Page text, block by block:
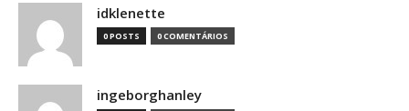
idklenette
0 POSTS 0 COMENTÁRIOS
ingeborghanley